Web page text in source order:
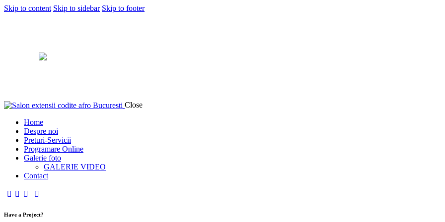
Skip to content Skip to sidebar Skip to footer
Close
Home
Despre noi
Preturi-Servicii
Programare Online
Galerie foto
GALERIE VIDEO
Contact
Have a Project?